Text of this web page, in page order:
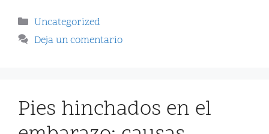
Uncategorized
Deja un comentario
Pies hinchados en el